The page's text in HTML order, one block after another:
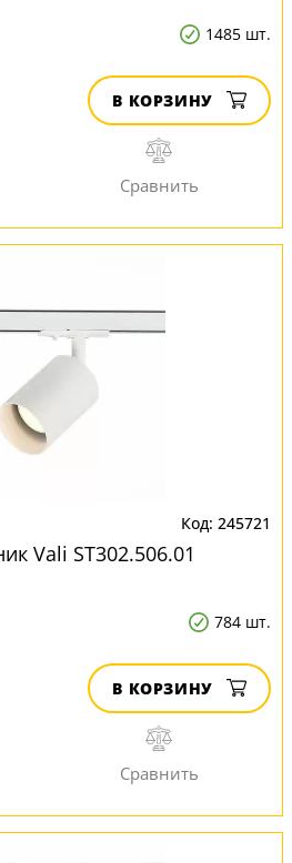
1485 шт.
В КОРЗИНУ
245721
Vali ST302.506.01
784 шт.
В КОРЗИНУ